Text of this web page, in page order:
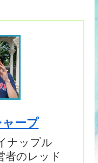
ープ
ナップル
のレッド